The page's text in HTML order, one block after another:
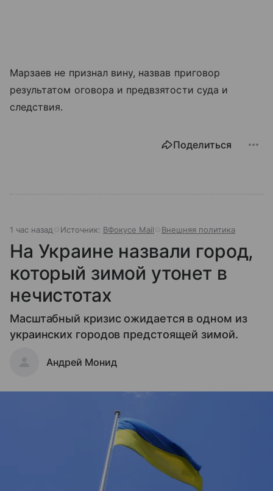
Марзаев не признал вину, назвав приговор
результатом оговора и предвзятости суда и
следствия.
Поделиться
1 час назад Источник: ВФокусе Mail Внешняя политика
На Украине назвали город,
который зимой утонет в
нечистотах
Масштабный кризис ожидается в одном из
украинских городов предстоящей зимой.
Андрей Монид